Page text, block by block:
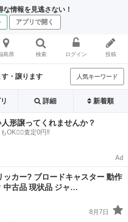
な情報を見逃さない！
アプリで開く
島県 検索 ログイン 投稿
・譲ります 人気キーワード
詳細 新着順
人形譲ってくれませんか？
OK🙆‍♀️査定0円‼️
Ad
ッカー? ブロードキャスター 動作
中古品 現状品 ジャ…
8月7日